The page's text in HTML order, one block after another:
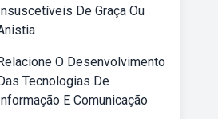
De Graça Ou
O Desenvolvimento
Tecnologias De
E Comunicação